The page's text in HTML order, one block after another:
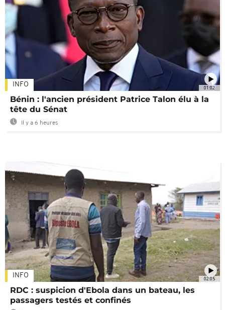
01:02
INFO
Bénin : l'ancien président Patrice Talon élu à la
tête du Sénat
Il y a 6 heures
02:05
INFO
RDC : suspicion d'Ebola dans un bateau, les
passagers testés et confinés